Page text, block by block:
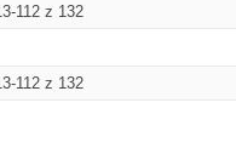
112 z 132
112 z 132